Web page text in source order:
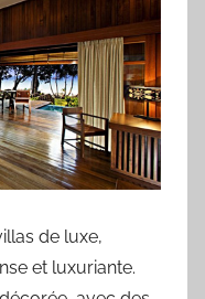
de luxe,
et luxuriante.